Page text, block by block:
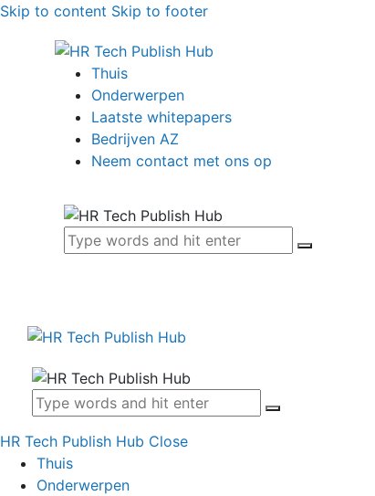
Skip to content Skip to footer
Thuis
Onderwerpen
Laatste whitepapers
Bedrijven AZ
Neem contact met ons op
HR Tech Publish Hub Close
Thuis
Onderwerpen